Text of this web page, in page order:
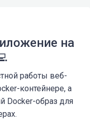
на
работы веб-
контейнере, а
Docker-образ для